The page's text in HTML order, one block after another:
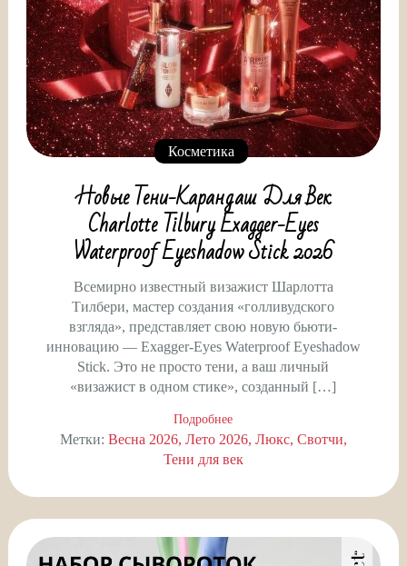
Косметика
Новые Тени-Карандаш Для Век
Charlotte Tilbury Exagger-Eyes
Waterproof Eyeshadow Stick 2026
Всемирно известный визажист Шарлотта
Тилбери, мастер создания «голливудского
взгляда», представляет свою новую бьюти-
инновацию — Exagger-Eyes Waterproof Eyeshadow
Stick. Это не просто тени, а ваш личный
«визажист в одном стике», созданный […]
Подробнее
Метки: Весна 2026 Лето 2026 Люкс Свотчи
Тени для век